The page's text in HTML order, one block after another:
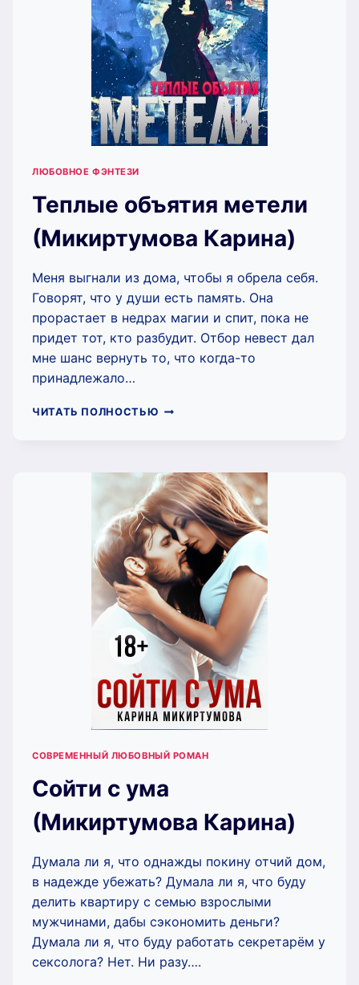
ЛЮБОВНОЕ ФЭНТЕЗИ
Теплые объятия метели
(Микиртумова Карина)
Меня выгнали из дома, чтобы я обрела себя.
Говорят, что у души есть память. Она
прорастает в недрах магии и спит, пока не
придет тот, кто разбудит. Отбор невест дал
мне шанс вернуть то, что когда-то
принадлежало…
ЧИТАТЬ ПОЛНОСТЬЮ ТЕПЛЫЕ
КАРИНА)
СОВРЕМЕННЫЙ ЛЮБОВНЫЙ РОМАН
Сойти с ума
(Микиртумова Карина)
Думала ли я, что однажды покину отчий дом,
в надежде убежать? Думала ли я, что буду
делить квартиру с семью взрослыми
мужчинами, дабы сэкономить деньги?
Думала ли я, что буду работать секретарём у
сексолога? Нет. Ни разу….